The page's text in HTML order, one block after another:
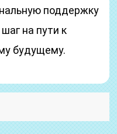
поддержку
на пути к
будущему.